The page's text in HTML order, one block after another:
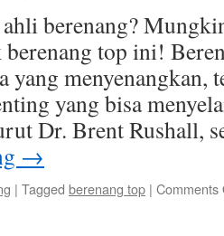
berenang?
top ini!
yang menyenangkan,
yang bisa
Dr. Brent Rushall,
→
| Tagged berenang top | Comments